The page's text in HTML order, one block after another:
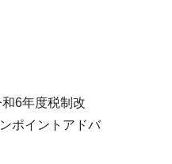
6年度税制改
ポイントアドバ